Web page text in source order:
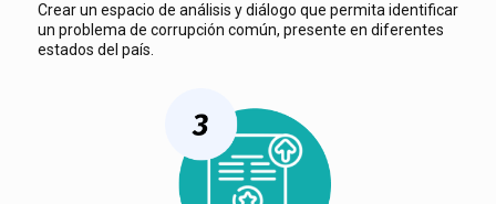
Crear un espacio de análisis y diálogo que permita identificar
un problema de corrupción común, presente en diferentes
estados del país.